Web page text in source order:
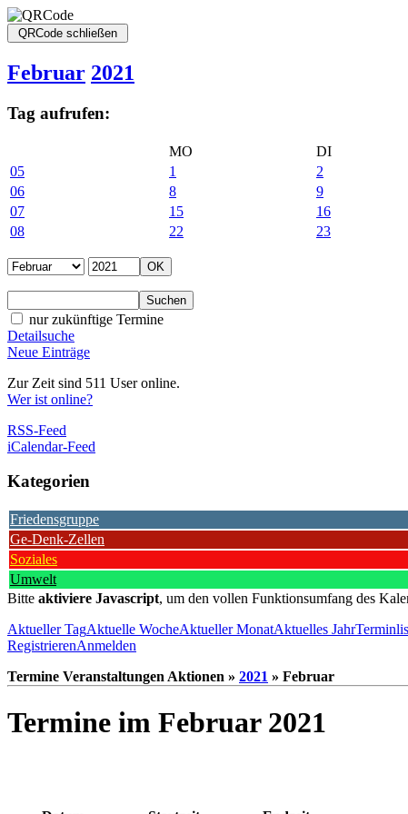
Februar 2021
Tag aufrufen:
MO DI
05
1 2
06
8 9
07
15 16
08
22 23
nur zukünftige Termine
Detailsuche
Neue Einträge
Zur Zeit sind 511 User online.
Wer ist online?
RSS-Feed
iCalendar-Feed
Kategorien
Friedensgruppe
Ge-Denk-Zellen
Soziales
Umwelt
Bitte aktiviere Javascript, um den vollen Funktionsumfang des
Aktueller TagAktuelle WocheAktueller MonatAktuelles Jahr
RegistrierenAnmelden
Termine Veranstaltungen Aktionen » 2021 » Februar
Termine im Februar 2021